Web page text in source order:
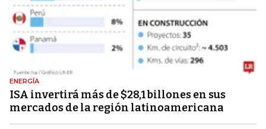
ENERGÍA
ISA invertirá más de $28,1 billones en sus
mercados de la región latinoamericana